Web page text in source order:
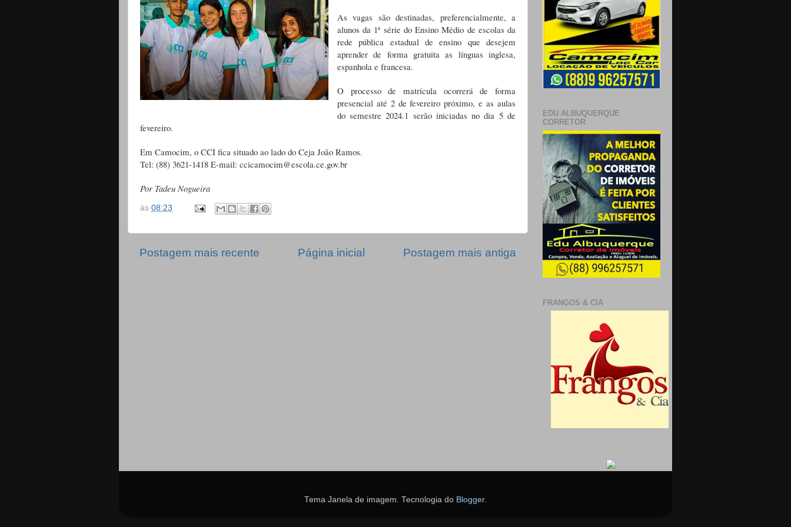
As vagas são destinadas, preferencialmente, a
alunos da 1ª série do Ensino Médio de escolas da
rede pública estadual de ensino que desejem
aprender de forma gratuita as línguas inglesa,
espanhola e francesa.
O processo de matrícula ocorrerá de forma
presencial até 2 de fevereiro próximo, e as aulas
do semestre 2024.1 serão iniciadas no dia 5 de
fevereiro.
Em Camocim, o CCI fica situado ao lado do Ceja João Ramos.
Tel: (88) 3621-1418 E-mail: ccicamocim@escola.ce.gov.br
Por Tadeu Nogueira
às 08:23
Postagem mais recente Postagem mais antiga
Página inicial
EDU ALBUQUERQUE
CORRETOR
FRANGOS & CIA
Tema Janela de imagem. Tecnologia do Blogger.